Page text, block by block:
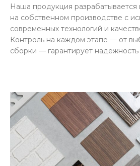
Наша продукция разрабатывается
на собственном производстве с
современных технологий и
Контроль на каждом этапе — от
сборки — гарантирует надежность